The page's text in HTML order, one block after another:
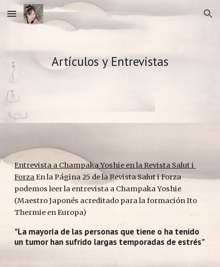
Skip to main content Skip to navigation
Artículos y Entrevistas
Entrevista a Champaka Yoshie en la Revista Salut i
Forza En la Página 25 de la Revista Salut i Forza
podemos leer la entrevista a Champaka Yoshie
(Maestro Japonés acreditado para la formación Ito
Thermie en Europa)
"La mayoría de las personas que tiene o ha tenido
un tumor han sufrido largas temporadas de estrés"